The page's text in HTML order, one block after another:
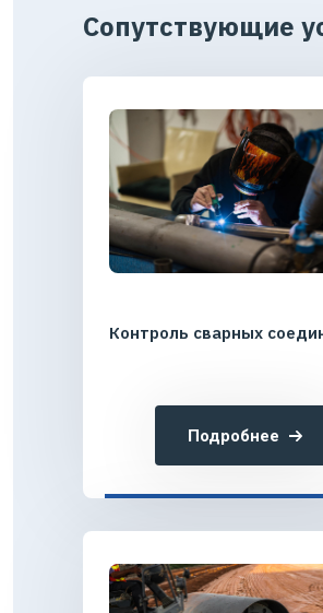
Сопутствующие
Контроль сварных
Подробнее